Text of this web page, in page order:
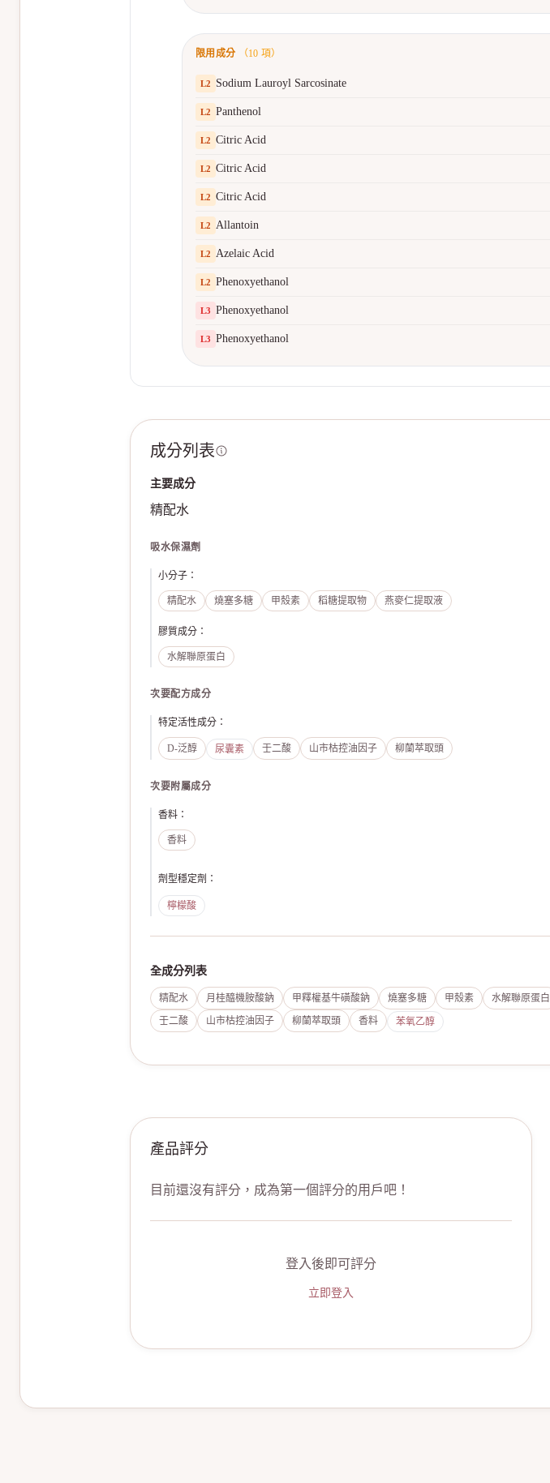
限用成分 （10 項）
L2 Sodium Lauroyl Sarcosinate
L2 Panthenol
L2 Citric Acid
L2 Citric Acid
L2 Citric Acid
L2 Allantoin
L2 Azelaic Acid
L2 Phenoxyethanol
L3 Phenoxyethanol
L3 Phenoxyethanol
成分列表
主要成分
精配水
吸水保濕劑
小分子 ：
精配水 燒塞多糖 甲殼素 稻糖提取物 燕麥仁提取液
膠質成分 ：
水解聯原蛋白
次要配方成分
特定活性成分 ：
D-泛醇 尿囊素 壬二酸 山市枯控油因子 柳蘭萃取頭
次要附屬成分
香料 ：
香料
劑型穩定劑 ：
檸檬酸
全成分列表
精配水 月桂醯機胺酸鈉 甲釋權基牛磺酸鈉 燒塞多糖 甲殼素 水解聯原蛋白
壬二酸
山市枯控油因子 柳蘭萃取頭 香料 苯氧乙醇
產品評分
目前還沒有評分，成為第一個評分的用戶吧！
登入後即可評分
立即登入